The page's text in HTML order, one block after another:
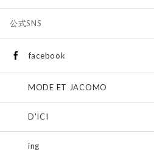
公式SNS
facebook
MODE ET JACOMO
D'ICI
ing